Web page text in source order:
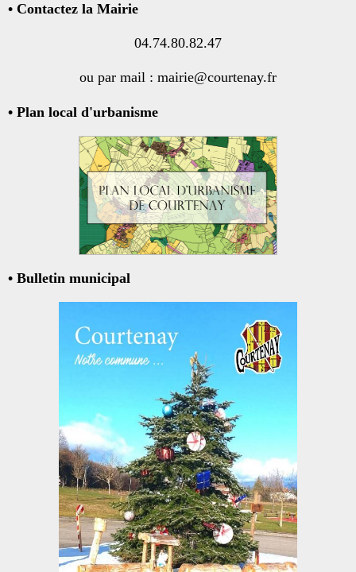
• Contactez la Mairie
04.74.80.82.47
ou par mail : mairie@courtenay.fr
• Plan local d'urbanisme
• Bulletin municipal